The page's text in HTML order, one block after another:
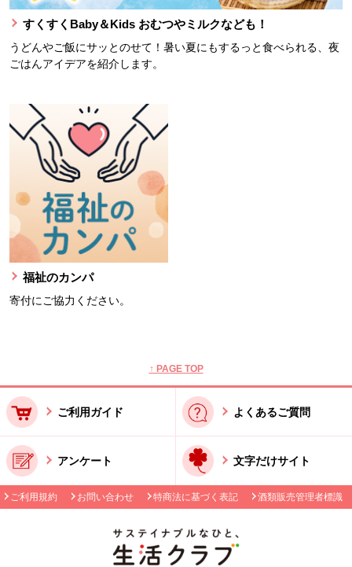
すくすくBaby＆Kids おむつやミルクなども！
うどんやご飯にサッとのせて！暑い夏にもするっと食べられる、夜
ごはんアイデアを紹介します。
福祉のカンパ
寄付にご協力ください。
↑ PAGE TOP
ご利用ガイド よくあるご質問
アンケート 文字だけサイト
ご利用規約 お問い合わせ 特商法に基づく表記 酒類販売管理者標識